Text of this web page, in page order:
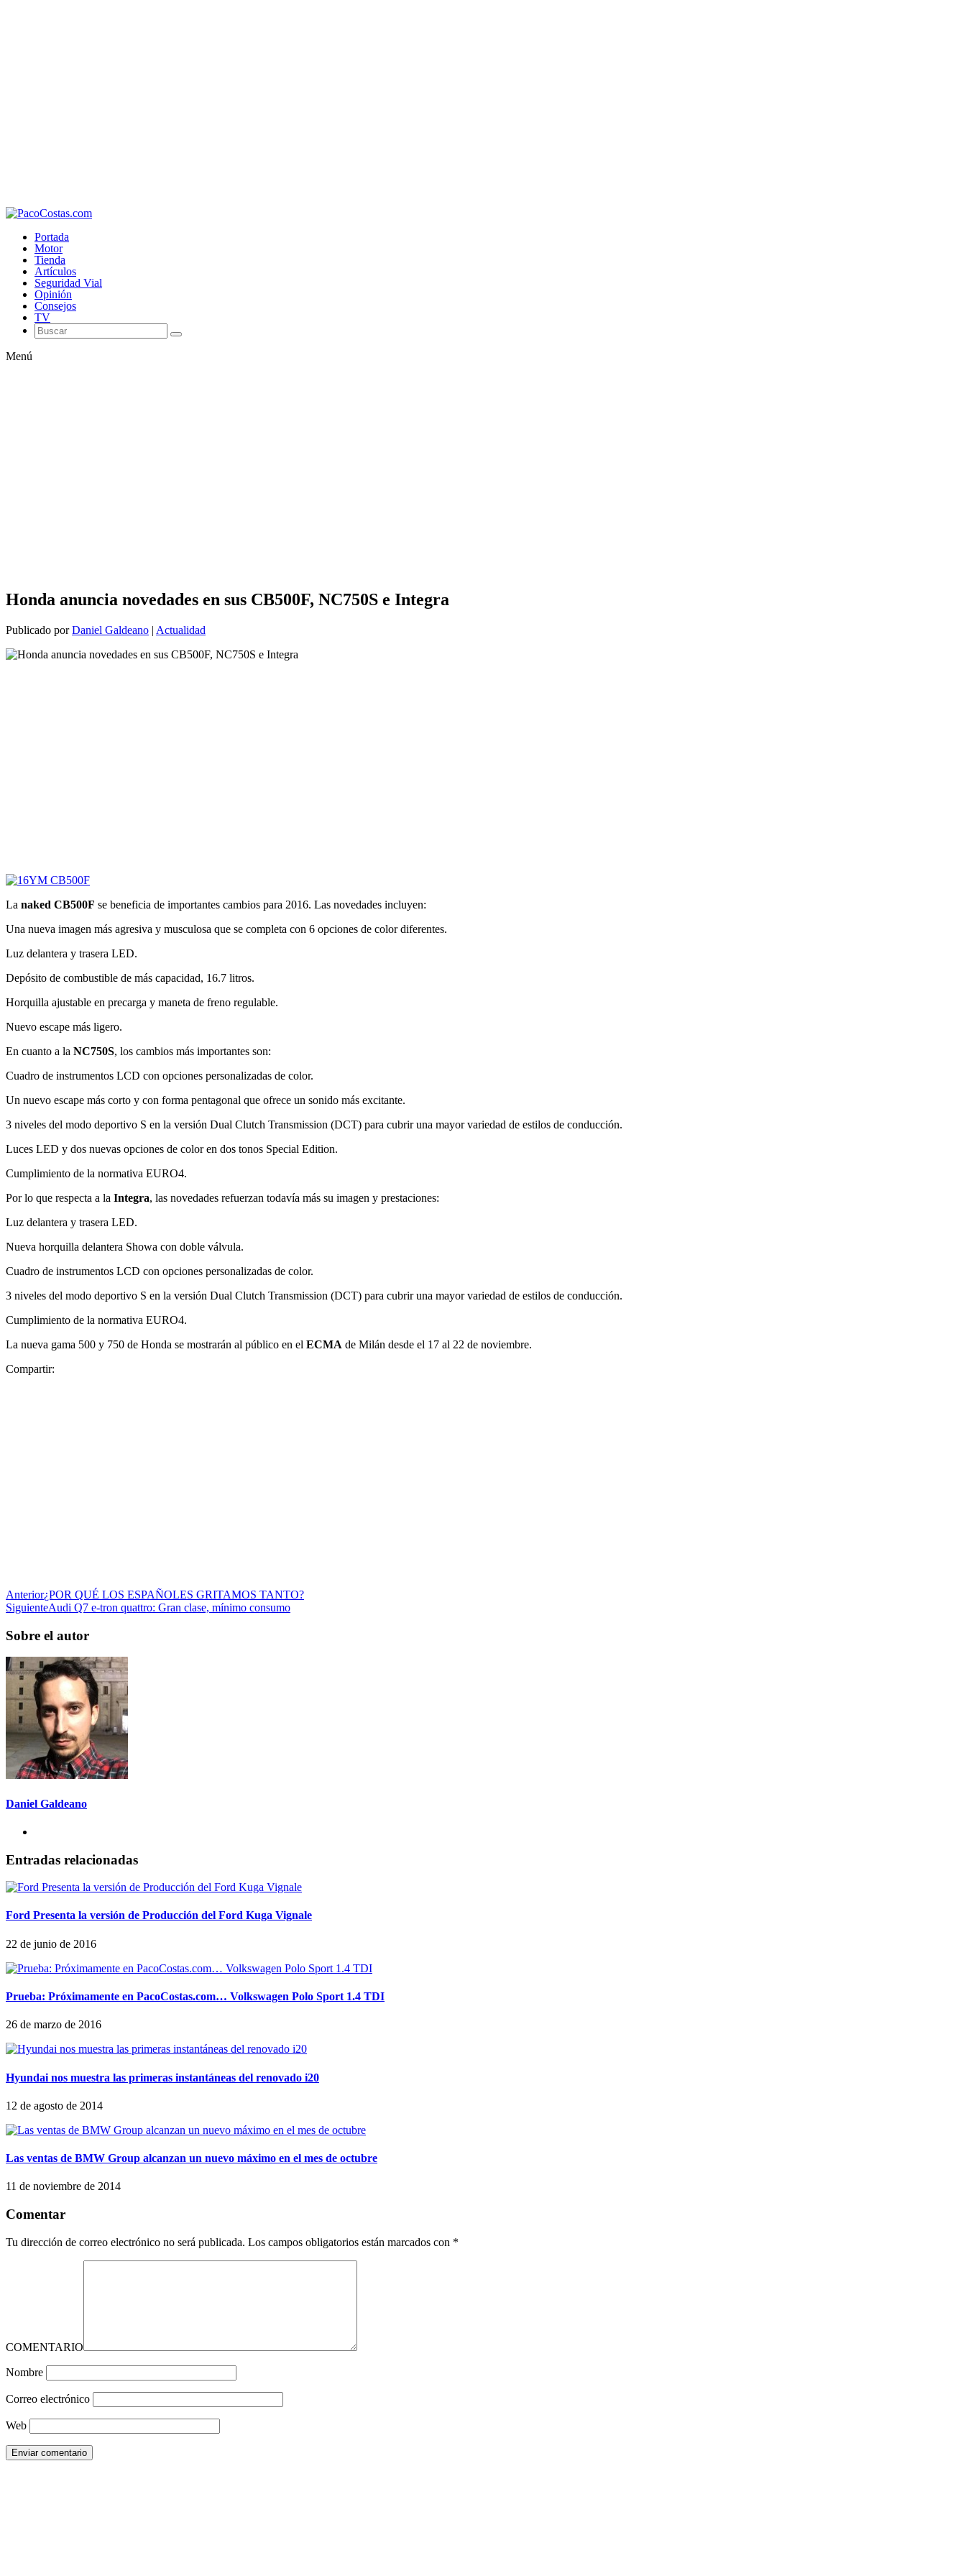
Portada
Motor
Tienda
Artículos
Seguridad Vial
Opinión
Consejos
TV
Menú
Honda anuncia novedades en sus CB500F, NC750S e Integra
Publicado porDaniel Galdeano | Actualidad
La naked CB500F se beneficia de importantes cambios para 2016. Las novedades incluyen:
Una nueva imagen más agresiva y musculosa que se completa con 6 opciones de color diferentes.
Luz delantera y trasera LED.
Depósito de combustible de más capacidad, 16.7 litros.
Horquilla ajustable en precarga y maneta de freno regulable.
Nuevo escape más ligero.
En cuanto a la NC750S, los cambios más importantes son:
Cuadro de instrumentos LCD con opciones personalizadas de color.
Un nuevo escape más corto y con forma pentagonal que ofrece un sonido más excitante.
3 niveles del modo deportivo S en la versión Dual Clutch Transmission (DCT) para cubrir una mayor variedad de estilos de conducción.
Luces LED y dos nuevas opciones de color en dos tonos Special Edition.
Cumplimiento de la normativa EURO4.
Por lo que respecta a la Integra, las novedades refuerzan todavía más su imagen y prestaciones:
Luz delantera y trasera LED.
Nueva horquilla delantera Showa con doble válvula.
Cuadro de instrumentos LCD con opciones personalizadas de color.
3 niveles del modo deportivo S en la versión Dual Clutch Transmission (DCT) para cubrir una mayor variedad de estilos de conducción.
Cumplimiento de la normativa EURO4.
La nueva gama 500 y 750 de Honda se mostrarán al público en el ECMA de Milán desde el 17 al 22 de noviembre.
Compartir:
Anterior¿POR QUÉ LOS ESPAÑOLES GRITAMOS TANTO?
SiguienteAudi Q7 e-tron quattro: Gran clase, mínimo consumo
Sobre el autor
Daniel Galdeano
Entradas relacionadas
Ford Presenta la versión de Producción del Ford Kuga Vignale
22 de junio de 2016
Prueba: Próximamente en PacoCostas.com… Volkswagen Polo Sport 1.4 TDI
26 de marzo de 2016
Hyundai nos muestra las primeras instantáneas del renovado i20
12 de agosto de 2014
Las ventas de BMW Group alcanzan un nuevo máximo en el mes de octubre
11 de noviembre de 2014
Comentar
Tu dirección de correo electrónico no será publicada. Los campos obligatorios están marcados con *
COMENTARIO
Nombre
Correo electrónico
Web